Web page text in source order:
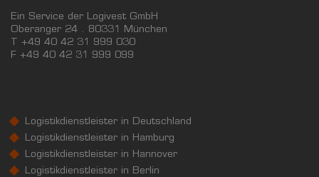
Ein Service der Logivest GmbH
Oberanger 24 . 80331 München
T +49 40 42 31 999 030
F +49 40 42 31 999 099
Logistikdienstleister in Deutschland
Logistikdienstleister in Hamburg
Logistikdienstleister in Hannover
Logistikdienstleister in Berlin